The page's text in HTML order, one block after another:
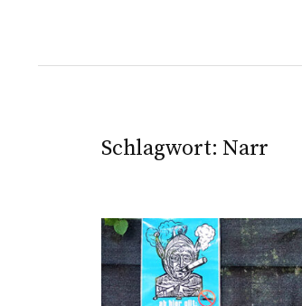
Schlagwort: Narr